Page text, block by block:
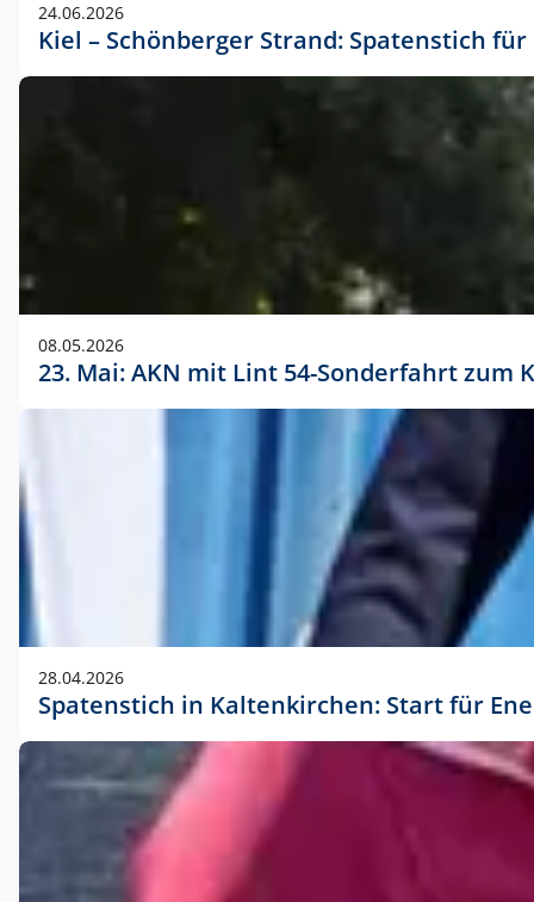
24.06.2026
Kiel – Schönberger Strand: Spatenstich
08.05.2026
23. Mai: AKN mit Lint 54-Sonderfahrt
28.04.2026
Spatenstich in Kaltenkirchen: Start für